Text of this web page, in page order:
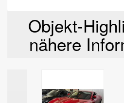
Objekt-
nähere